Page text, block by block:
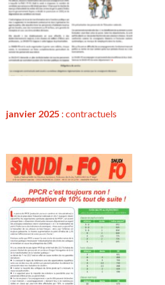
janvier 2025 : contractuels